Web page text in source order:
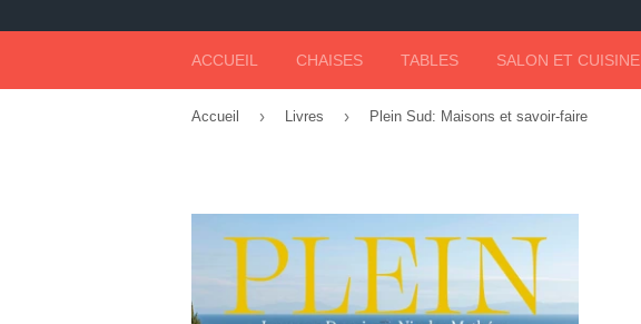
ACCUEIL CHAISES TABLES SALON ET CUISINE
Accueil › Livres › Plein Sud: Maisons et savoir-faire